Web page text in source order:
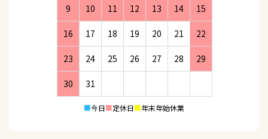
9 10 11 12 13 14 15
16 17 18 19 20 21 22
23 24 25 26 27 28 29
30 31
■今日■定休日■年末年始休業